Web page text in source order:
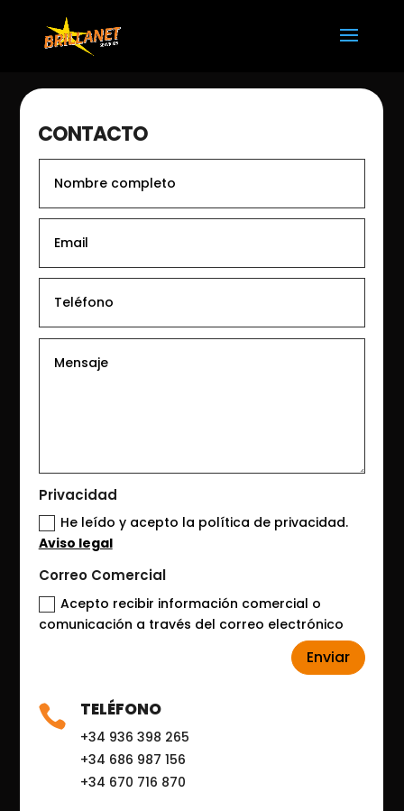
CONTACTO
Privacidad
He leído y acepto la política de privacidad.
Aviso legal
Correo Comercial
Acepto recibir información comercial o
comunicación a través del correo electrónico
Enviar
 TELÉFONO
+34 936 398 265
+34 686 987 156
+34 670 716 870